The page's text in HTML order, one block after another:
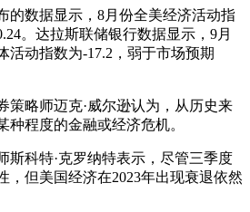
的数据显示，8月份全美经济活动指
。达拉斯联储银行数据显示，9月
活动指数为-17.2，弱于市场预期
策略师迈克·威尔逊认为，从历史来
种程度的金融或经济危机。
斯科特·克罗纳特表示，尽管三季度
，但美国经济在2023年出现衰退依然